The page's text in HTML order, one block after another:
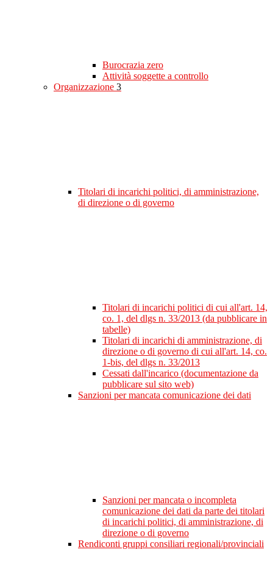
Burocrazia zero
Attività soggette a controllo
Organizzazione 3
Titolari di incarichi politici, di amministrazione,
di direzione o di governo
Titolari di incarichi politici di cui all'art. 14,
co. 1, del dlgs n. 33/2013 (da pubblicare in
tabelle)
Titolari di incarichi di amministrazione, di
direzione o di governo di cui all'art. 14, co.
1-bis, del dlgs n. 33/2013
Cessati dall'incarico (documentazione da
pubblicare sul sito web)
Sanzioni per mancata comunicazione dei dati
Sanzioni per mancata o incompleta
comunicazione dei dati da parte dei titolari
di incarichi politici, di amministrazione, di
direzione o di governo
Rendiconti gruppi consiliari regionali/provinciali